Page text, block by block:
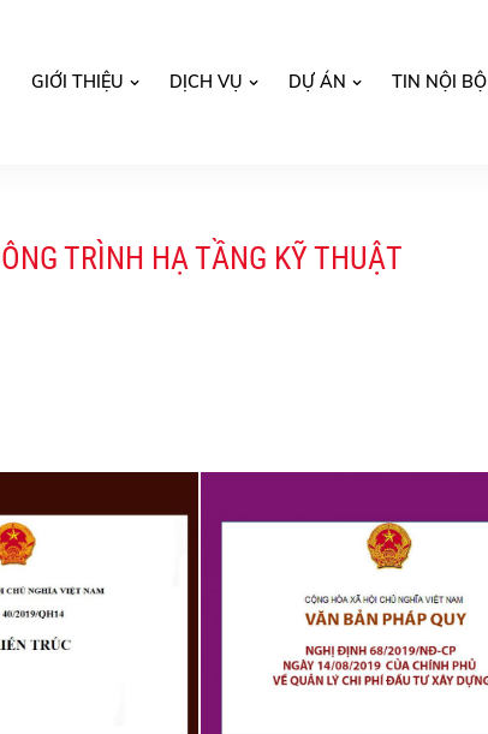
GIỚI THIỆU DỊCH VỤ DỰ ÁN TIN NỘI BỘ
TRÌNH HẠ TẦNG KỸ THUẬT